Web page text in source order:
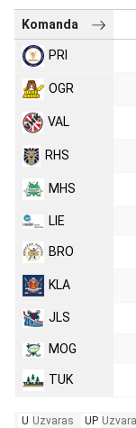
Komanda
PRI
OGR
VAL
RHS
MHS
LIE
BRO
KLA
JLS
MOG
TUK
U Uzvaras UP